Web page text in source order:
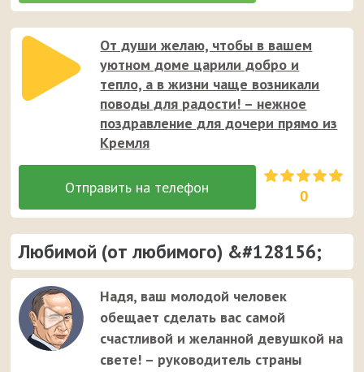
От души желаю, чтобы в вашем
уютном доме царили добро и
тепло, а в жизни чаще возникали
поводы для радости! – нежное
поздравление для дочери прямо из
Кремля
0
Любимой (от любимого) &#128156;
Надя, ваш молодой человек
обещает сделать вас самой
счастливой и желанной девушкой на
свете! – руководитель страны